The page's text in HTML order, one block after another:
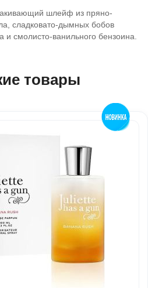
шлейф из пряно-
сладковато-дымных бобов
и смолисто-ванильного бензоина.
товары